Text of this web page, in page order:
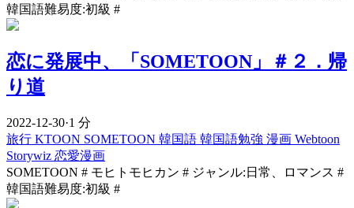
韓国語難易度:初級 #
恋に発展中、「SOMETOON」＃２．帰
り道
2022-12-30·1 分
旅行 KTOON SOMETOON 韓国語 韓国語勉強 漫画 Webtoon
Storywiz 恋愛漫画
SOMETOON # モヒトモヒカン # ジャンル:日常、ロマンス #
韓国語難易度:初級 #